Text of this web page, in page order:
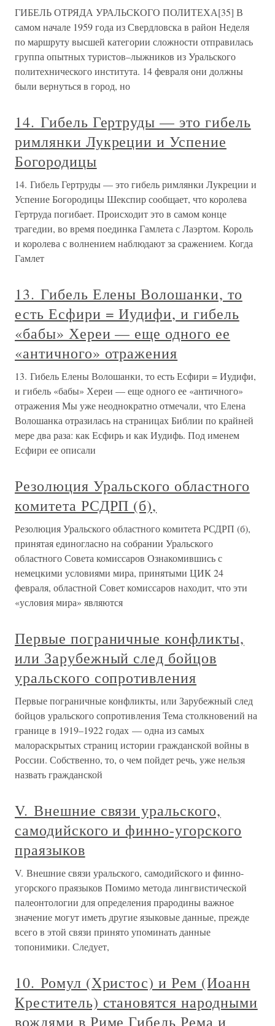
ГИБЕЛЬ ОТРЯДА УРАЛЬСКОГО ПОЛИТЕХА[35] В
самом начале 1959 года из Свердловска в район Неделя
по маршруту высшей категории сложности отправилась
группа опытных туристов–лыжников из Уральского
политехнического института. 14 февраля они должны
были вернуться в город, но
14. Гибель Гертруды — это гибель
римлянки Лукреции и Успение
Богородицы
14. Гибель Гертруды — это гибель римлянки Лукреции и
Успение Богородицы Шекспир сообщает, что королева
Гертруда погибает. Происходит это в самом конце
трагедии, во время поединка Гамлета с Лаэртом. Король
и королева с волнением наблюдают за сражением. Когда
Гамлет
13. Гибель Елены Волошанки, то
есть Есфири = Иудифи, и гибель
«бабы» Хереи — еще одного ее
«античного» отражения
13. Гибель Елены Волошанки, то есть Есфири = Иудифи,
и гибель «бабы» Хереи — еще одного ее «античного»
отражения Мы уже неоднократно отмечали, что Елена
Волошанка отразилась на страницах Библии по крайней
мере два раза: как Есфирь и как Иудифь. Под именем
Есфири ее описали
Резолюция Уральского областного
комитета РСДРП (б),
Резолюция Уральского областного комитета РСДРП (б),
принятая единогласно на собрании Уральского
областного Совета комиссаров Ознакомившись с
немецкими условиями мира, принятыми ЦИК 24
февраля, областной Совет комиссаров находит, что эти
«условия мира» являются
Первые пограничные конфликты,
или Зарубежный след бойцов
уральского сопротивления
Первые пограничные конфликты, или Зарубежный след
бойцов уральского сопротивления Тема столкновений на
границе в 1919–1922 годах — одна из самых
малораскрытых страниц истории гражданской войны в
России. Собственно, то, о чем пойдет речь, уже нельзя
назвать гражданской
V. Внешние связи уральского,
самодийского и финно-угорского
праязыков
V. Внешние связи уральского, самодийского и финно-
угорского праязыков Помимо метода лингвистической
палеонтологии для определения прародины важное
значение могут иметь другие языковые данные, прежде
всего в этой связи принято упоминать данные
топонимики. Следует,
10. Ромул (Христос) и Рем (Иоанн
Креститель) становятся народными
вождями в Риме Гибель Рема и